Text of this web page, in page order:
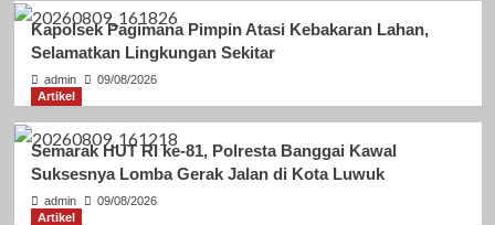
Kapolsek Pagimana Pimpin Atasi Kebakaran Lahan,
Selamatkan Lingkungan Sekitar
admin
09/08/2026
Artikel
Semarak HUT RI ke-81, Polresta Banggai Kawal
Suksesnya Lomba Gerak Jalan di Kota Luwuk
admin
09/08/2026
Artikel